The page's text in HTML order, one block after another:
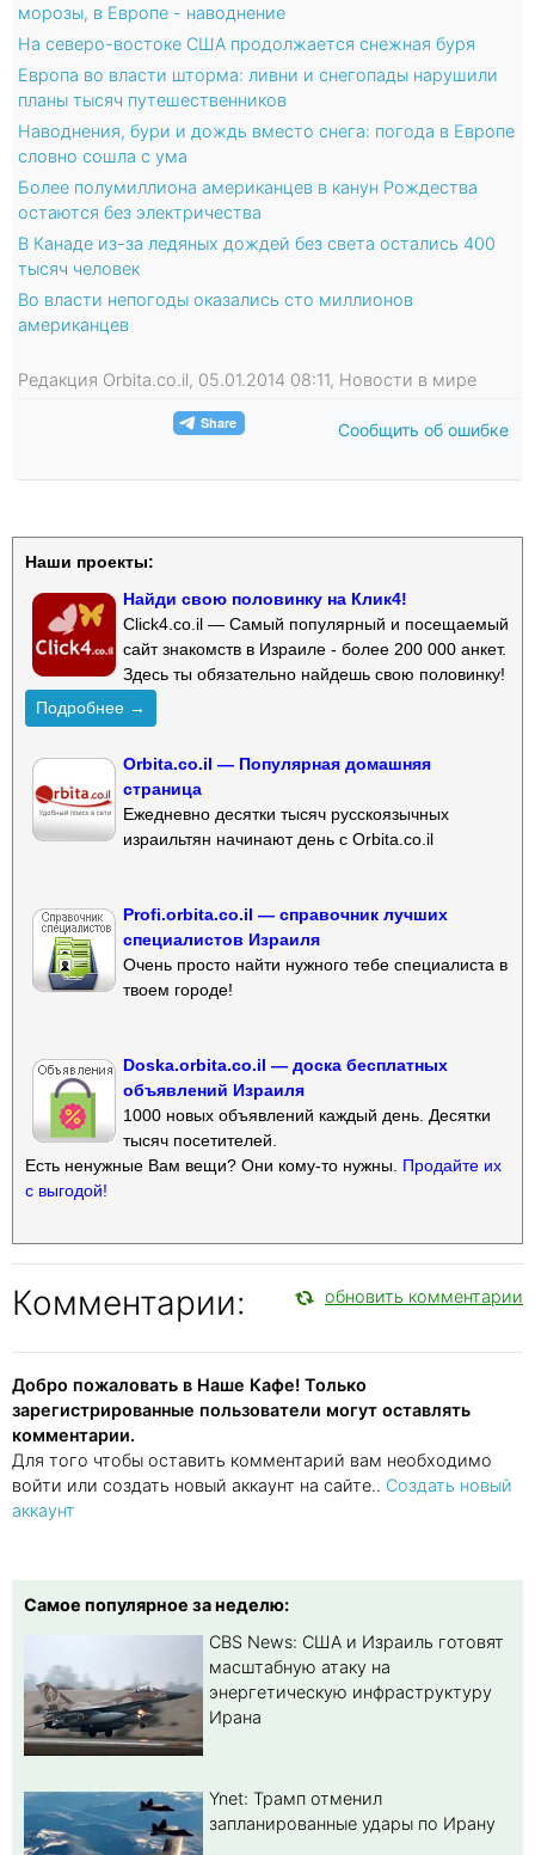
морозы, в Европе - наводнение
На северо-востоке США продолжается снежная буря
Европа во власти шторма: ливни и снегопады нарушили
планы тысяч путешественников
Наводнения, бури и дождь вместо снега: погода в Европе
словно сошла с ума
Более полумиллиона американцев в канун Рождества
остаются без электричества
В Канаде из-за ледяных дождей без света остались 400
тысяч человек
Во власти непогоды оказались сто миллионов
американцев
Редакция Orbita.co.il, 05.01.2014 08:11, Новости в мире
Сообщить об ошибке
Наши проекты:
Найди свою половинку на Клик4!
Click4.co.il — Самый популярный и посещаемый
сайт знакомств в Израиле - более 200 000 анкет.
Здесь ты обязательно найдешь свою половинку!
Подробнее →
Orbita.co.il — Популярная домашняя
страница
Ежедневно десятки тысяч русскоязычных
израильтян начинают день с Orbita.co.il
Profi.orbita.co.il — справочник лучших
специалистов Израиля
Очень просто найти нужного тебе специалиста в
твоем городе!
Doska.orbita.co.il — доска бесплатных
объявлений Израиля
1000 новых объявлений каждый день. Десятки
тысяч посетителей.
Есть ненужные Вам вещи? Они кому-то нужны. Продайте их
с выгодой!
Комментарии: обновить комментарии
Добро пожаловать в Наше Кафе! Только
зарегистрированные пользователи могут оставлять
комментарии.
Для того чтобы оставить комментарий вам необходимо
войти или создать новый аккаунт на сайте.. Создать новый
аккаунт
Самое популярное за неделю:
CBS News: США и Израиль готовят
масштабную атаку на
энергетическую инфраструктуру
Ирана
Ynet: Трамп отменил
запланированные удары по Ирану